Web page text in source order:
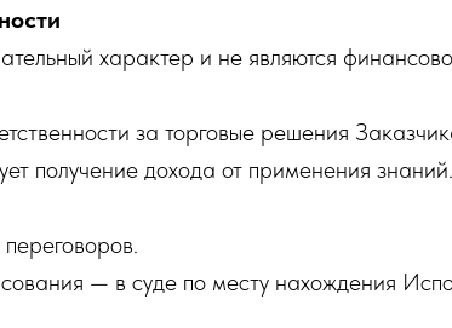
характер и не являются
за торговые решения
получение дохода от применения знаний.
— в суде по месту нахождения